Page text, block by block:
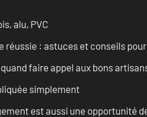
alu, PVC
réussie : astuces et conseils
faire appel aux bons
simplement
est aussi une opportunité